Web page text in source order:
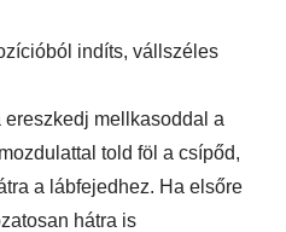
indíts, vállszéles
mellkasoddal a
told föl a csípőd,
a lábfejedhez. Ha elsőre
hátra is